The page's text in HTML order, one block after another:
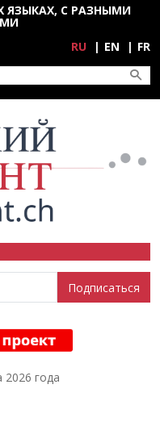
ЯЗЫКАХ, С РАЗНЫМИ
RU EN FR
2026 года